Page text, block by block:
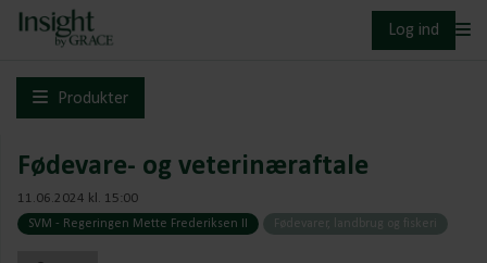
Log ind
Produkter
Fødevare- og veterinæraftale
11.06.2024 kl. 15:00
SVM - Regeringen Mette Frederiksen II Fødevarer, landbrug og fiskeri